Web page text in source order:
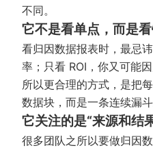
不同。
它不是看单点，而是
看归因数据报表时，最忌
率；只看 ROI，你又可能
所以更合理的方式，是把
数据块，而是一条连续漏斗
它关注的是“来源和结
很多团队之所以要做归因